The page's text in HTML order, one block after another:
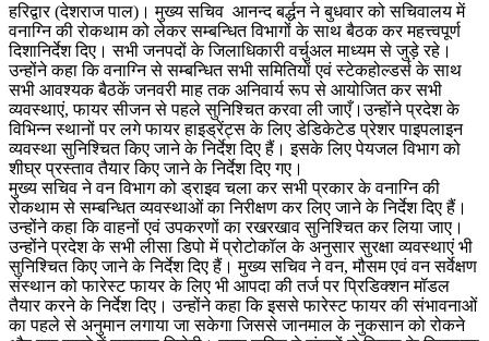
हरिद्वार (देशराज पाल)। मुख्य सचिव आनन्द बर्द्धन ने बुधवार को सचिवालय में
वनाग्नि की रोकथाम को लेकर सम्बन्धित विभागों के साथ बैठक कर महत्त्वपूर्ण
दिशानिर्देश दिए। सभी जनपदों के जिलाधिकारी वर्चुअल माध्यम से जुड़े रहे।
उन्होंने कहा कि वनाग्नि से सम्बन्धित सभी समितियों एवं स्टेकहोल्डर्स के साथ
सभी आवश्यक बैठकें जनवरी माह तक अनिवार्य रूप से आयोजित कर सभी
व्यवस्थाएं, फायर सीजन से पहले सुनिश्चित करवा ली जाएँ।उन्होंने प्रदेश के
विभिन्न स्थानों पर लगे फायर हाइड्रेंट्स के लिए डेडिकेटेड प्रेशर पाइपलाइन
व्यवस्था सुनिश्चित किए जाने के निर्देश दिए हैं। इसके लिए पेयजल विभाग को
शीघ्र प्रस्ताव तैयार किए जाने के निर्देश दिए गए।
मुख्य सचिव ने वन विभाग को ड्राइव चला कर सभी प्रकार के वनाग्नि की
रोकथाम से सम्बन्धित व्यवस्थाओं का निरीक्षण कर लिए जाने के निर्देश दिए हैं।
उन्होंने कहा कि वाहनों एवं उपकरणों का रखरखाव सुनिश्चित कर लिया जाए।
उन्होंने प्रदेश के सभी लीसा डिपो में प्रोटोकॉल के अनुसार सुरक्षा व्यवस्थाएं भी
सुनिश्चित किए जाने के निर्देश दिए हैं। मुख्य सचिव ने वन, मौसम एवं वन सर्वेक्षण
संस्थान को फारेस्ट फायर के लिए भी आपदा की तर्ज पर प्रिडिक्शन मॉडल
तैयार करने के निर्देश दिए। उन्होंने कहा कि इससे फारेस्ट फायर की संभावनाओं
का पहले से अनुमान लगाया जा सकेगा जिससे जानमाल के नुकसान को रोकने